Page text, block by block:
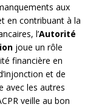
aux
en contribuant à la
l’Autorité
joue un rôle
financière en
et de
avec les autres
veille au bon